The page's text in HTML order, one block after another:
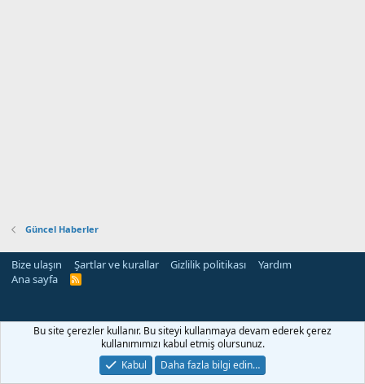
Güncel Haberler
Bize ulaşın Şartlar ve kurallar Gizlilik politikası
Yardım
Ana sayfa
R
Bu site çerezler kullanır. Bu siteyi kullanmaya devam ederek çerez
kullanımımızı kabul etmiş olursunuz.
Kabul
Daha fazla bilgi edin…